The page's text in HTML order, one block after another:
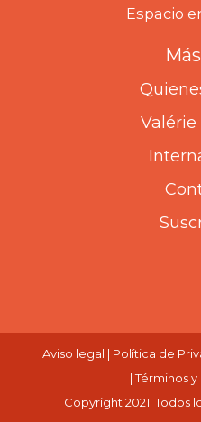
Espacio
Valérie
Aviso legal | Política de
|Términos
Copyright 2021. Todos